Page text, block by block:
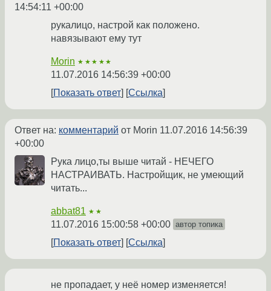
14:54:11 +00:00
рукалицо, настрой как положено.
навязывают ему тут
Morin ★★★★★
11.07.2016 14:56:39 +00:00
Показать ответ
Ссылка
Ответ на: комментарий от Morin 11.07.2016 14:56:39
+00:00
Рука лицо,ты выше читай - НЕЧЕГО
НАСТРАИВАТЬ. Настройщик, не умеющий
читать...
abbat81 ★★
11.07.2016 15:00:58 +00:00 автор топика
Показать ответ Ссылка
не пропадает, у неё номер изменяется!